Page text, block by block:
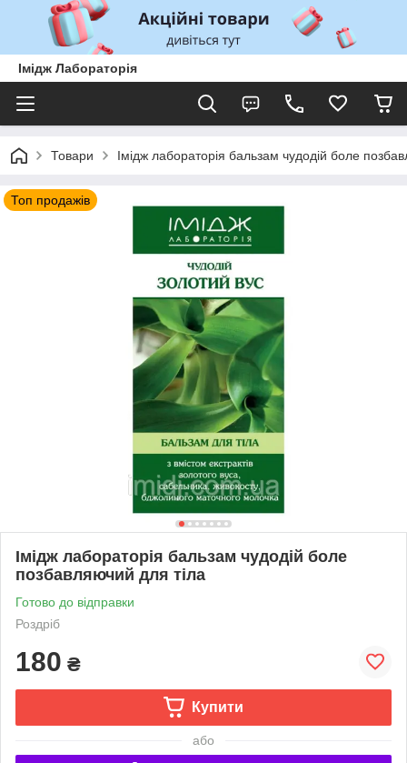
Імідж Лабораторія
Товари Імідж лабораторія бальзам чудодій боле
Топ продажів
Імідж лабораторія бальзам чудодій боле
позбавляючий для тіла
Готово до відправки
Роздріб
180 ₴
Купити
або